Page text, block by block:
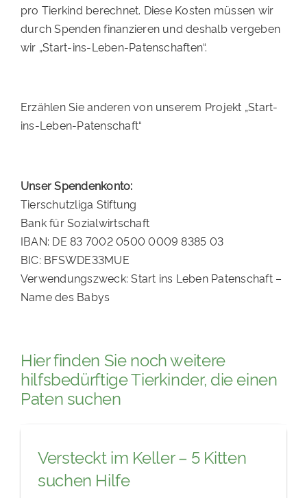
pro Tierkind berechnet. Diese Kosten müssen wir
durch Spenden finanzieren und deshalb vergeben
wir „Start-ins-Leben-Patenschaften“.
Erzählen Sie anderen von unserem Projekt „Start-
ins-Leben-Patenschaft“
Unser Spendenkonto:
Tierschutzliga Stiftung
Bank für Sozialwirtschaft
IBAN: DE 83 7002 0500 0009 8385 03
BIC: BFSWDE33MUE
Verwendungszweck: Start ins Leben Patenschaft –
Name des Babys
Hier finden Sie noch weitere
hilfsbedürftige Tierkinder, die einen
Paten suchen
Versteckt im Keller – 5 Kitten
suchen Hilfe